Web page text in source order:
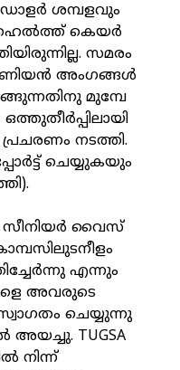
ശമ്പളവും
ഹെൽത്ത് കെയർ
സമരം
അംഗങ്ങൾ
മുമ്പേ
നടത്തി.
ചെയ്യുകയും
സീനിയർ വൈസ്
എന്നും
അവരുടെ
ചെയ്യുന്നു
TUGSA
നിന്ന്